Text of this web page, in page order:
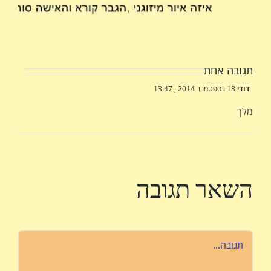
תגובה אחת
דודי
מלך
השאר תגובה